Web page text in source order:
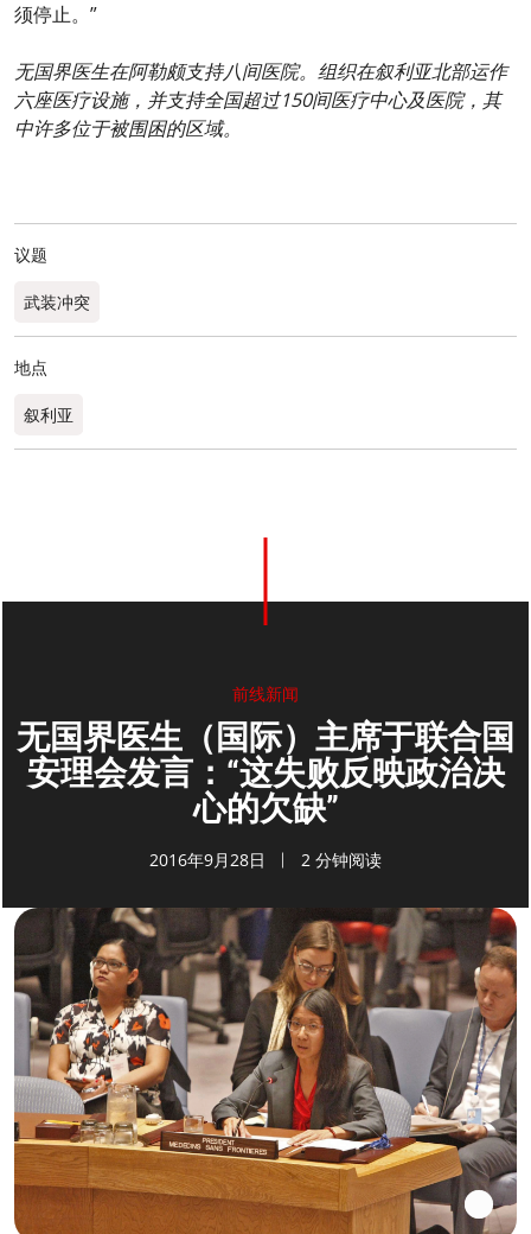
须停止。”
无国界医生在阿勒颇支持八间医院。组织在叙利亚北部运作
六座医疗设施，并支持全国超过150间医疗中心及医院，其
中许多位于被围困的区域。
议题
武装冲突
地点
叙利亚
前线新闻
无国界医生（国际）主席于联合国
安理会发言：“这失败反映政治决
心的欠缺”
2016年9月28日 2 分钟阅读